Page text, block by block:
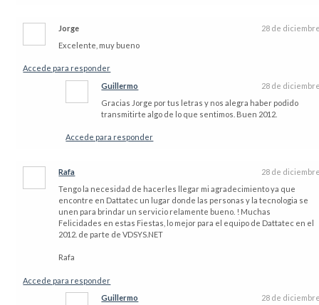
Jorge
28 de
Excelente, muy bueno
Accede para responder
Guillermo
28 de
Gracias Jorge por tus letras y nos alegra haber podido
transmitirte algo de lo que sentimos. Buen 2012.
Accede para responder
Rafa
28 de
Tengo la necesidad de hacerles llegar mi agradecimiento ya que
encontre en Dattatec un lugar donde las personas y la tecnologia se
unen para brindar un servicio relamente bueno. ! Muchas
Felicidades en estas Fiestas, lo mejor para el equipo de Dattatec en el
2012. de parte de VDSYS.NET
Rafa
Accede para responder
Guillermo
28 de